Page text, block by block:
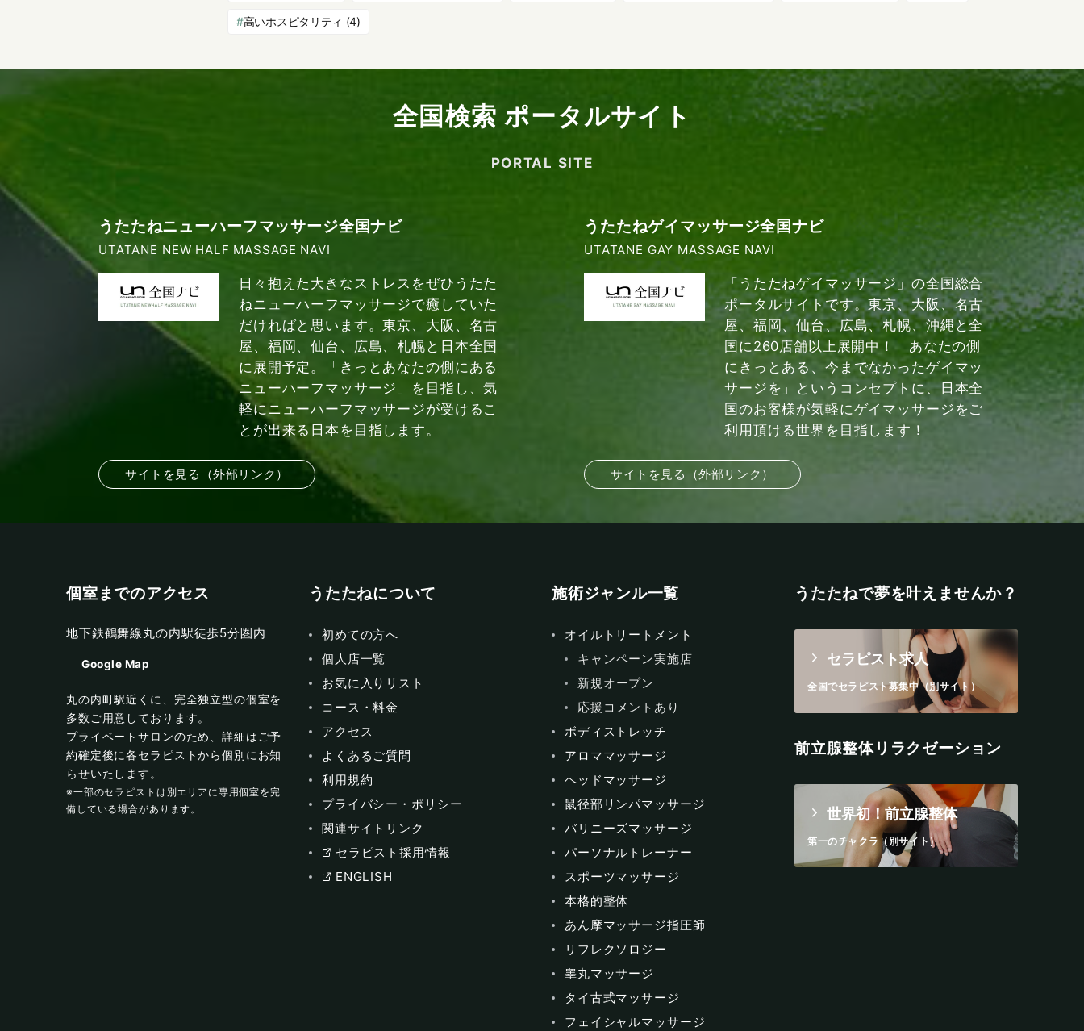
高いホスピタリティ (4)
全国検索 ポータルサイト
PORTAL SITE
うたたねニューハーフマッサージ全国ナビ
UTATANE NEW HALF MASSAGE NAVI
日々抱えた大きなストレスをぜひうたた
ねニューハーフマッサージで癒していた
だければと思います。東京、大阪、名古
屋、福岡、仙台、広島、札幌と日本全国
に展開予定。「きっとあなたの側にある
ニューハーフマッサージ」を目指し、気
軽にニューハーフマッサージが受けるこ
とが出来る日本を目指します。
サイトを見る（外部リンク）
うたたねゲイマッサージ全国ナビ
UTATANE GAY MASSAGE NAVI
「うたたねゲイマッサージ」の全国総合
ポータルサイトです。東京、大阪、名古
屋、福岡、仙台、広島、札幌、沖縄と全
国に260店舗以上展開中！「あなたの側
にきっとある、今までなかったゲイマッ
サージを」というコンセプトに、日本全
国のお客様が気軽にゲイマッサージをご
利用頂ける世界を目指します！
サイトを見る（外部リンク）
個室までのアクセス
地下鉄鶴舞線丸の内駅徒歩5分圏内
Google Map
丸の内町駅近くに、完全独立型の個室を
多数ご用意しております。
プライベートサロンのため、詳細はご予
約確定後に各セラピストから個別にお知
らせいたします。
※一部のセラピストは別エリアに専用個室を完
備している場合があります。
うたたねについて
初めての方へ
個人店一覧
お気に入りリスト
コース・料金
アクセス
よくあるご質問
利用規約
プライバシー・ポリシー
関連サイトリンク
セラピスト採用情報
ENGLISH
施術ジャンル一覧
オイルトリートメント
キャンペーン実施店
新規オープン
応援コメントあり
ボディストレッチ
アロママッサージ
ヘッドマッサージ
鼠径部リンパマッサージ
バリニーズマッサージ
パーソナルトレーナー
スポーツマッサージ
本格的整体
あん摩マッサージ指圧師
リフレクソロジー
睾丸マッサージ
タイ古式マッサージ
フェイシャルマッサージ
うたたねで夢を叶えませんか？
セラピスト求人
全国でセラピスト募集中（別サイト）
前立腺整体リラクゼーション
世界初！前立腺整体
第一のチャクラ（別サイト）